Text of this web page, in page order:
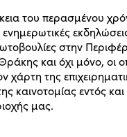
του περασμένου
στην
και όχι μόνο, οι
της
καινοτομίας εντός
μας.